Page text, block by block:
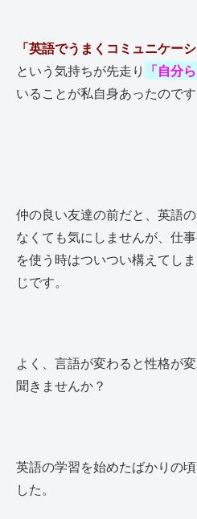
「英語でうまくコミュニケー
という気持ちが先走り 「自分
いることが私自身あったので
仲の良い友達の前だと、英語
なくても気にしませんが、仕
を使う時はついつい構えてし
じです。
よく、言語が変わると性格が
聞きませんか？
英語の学習を始めたばかりの
した。